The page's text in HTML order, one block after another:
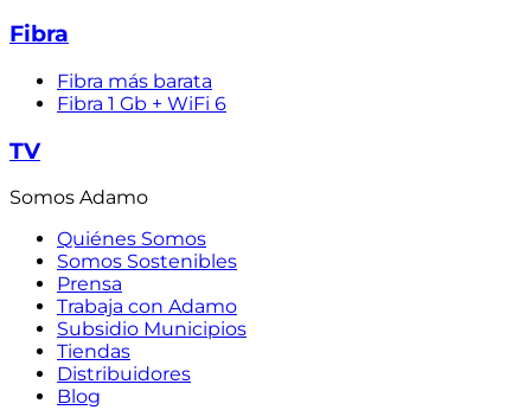
Fibra
Fibra más barata
Fibra 1 Gb + WiFi 6
TV
Somos Adamo
Quiénes Somos
Somos Sostenibles
Prensa
Trabaja con Adamo
Subsidio Municipios
Tiendas
Distribuidores
Blog